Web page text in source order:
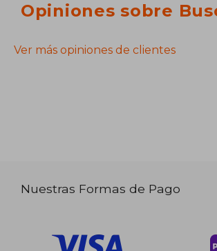
Opiniones sobre
Ver más opiniones de clientes
Nuestras Formas de Pago